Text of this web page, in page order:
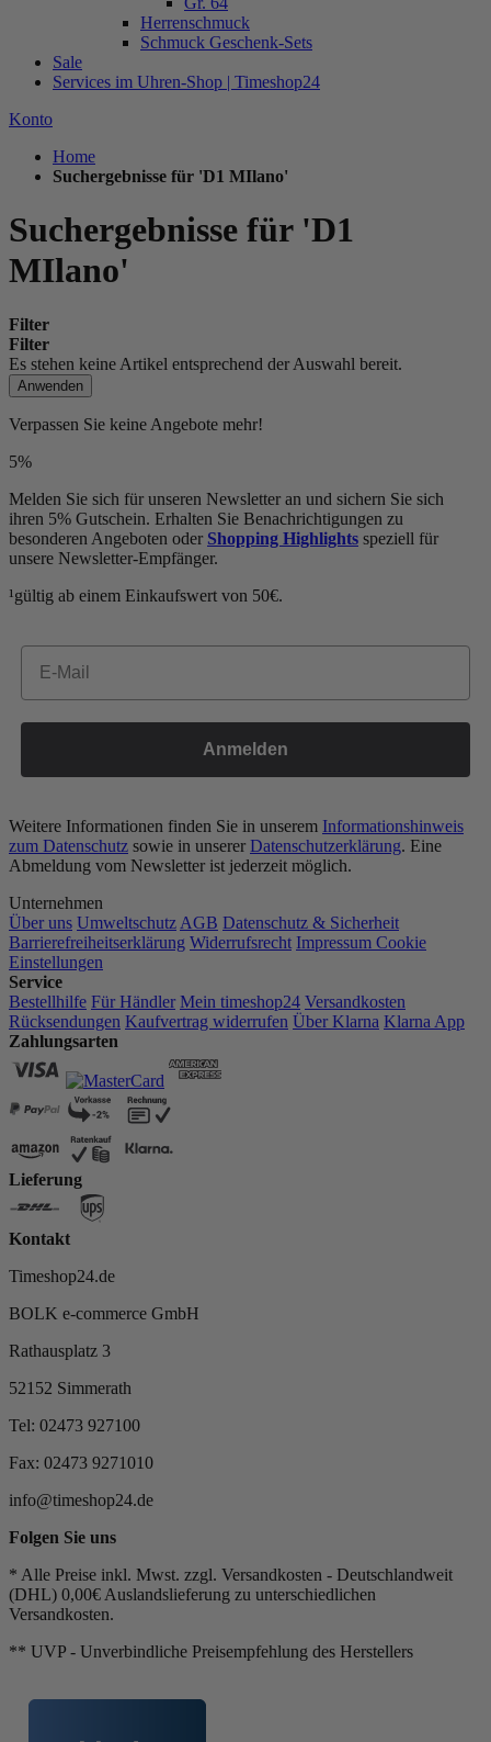
Herrenschmuck
Schmuck Geschenk-Sets
Sale
Services im Uhren-Shop | Timeshop24
Konto
Home
Suchergebnisse für 'D1 MIlano'
Suchergebnisse für 'D1
MIlano'
Filter
Filter
Es stehen keine Artikel entsprechend der Auswahl bereit.
Anwenden
Verpassen Sie keine Angebote mehr!
5%
Melden Sie sich für unseren Newsletter an und sichern Sie sich
ihren 5% Gutschein. Erhalten Sie Benachrichtigungen zu
besonderen Angeboten oder Shopping Highlights speziell für
unsere Newsletter-Empfänger.
¹gültig ab einem Einkaufswert von 50€.
Email
Anmelden
Weitere Informationen finden Sie in unserem Informationshinweis
zum Datenschutz sowie in unserer Datenschutzerklärung. Eine
Abmeldung vom Newsletter ist jederzeit möglich.
Unternehmen
Über uns Umweltschutz AGB Datenschutz & Sicherheit
Barrierefreiheitserklärung Widerrufsrecht Impressum Cookie
Einstellungen
Service
Bestellhilfe Für Händler Mein timeshop24 Versandkosten
Rücksendungen Kaufvertrag widerrufen Über Klarna Klarna App
Zahlungsarten
Lieferung
Kontakt
Timeshop24.de
BOLK e-commerce GmbH
Rathausplatz 3
52152 Simmerath
Tel: 02473 927100
Fax: 02473 9271010
info@timeshop24.de
Folgen Sie uns
* Alle Preise inkl. Mwst. zzgl. Versandkosten - Deutschlandweit
(DHL) 0,00€ Auslandslieferung zu unterschiedlichen
Versandkosten.
** UVP - Unverbindliche Preisempfehlung des Herstellers